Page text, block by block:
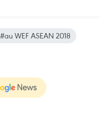
#au WEF ASEAN 2018